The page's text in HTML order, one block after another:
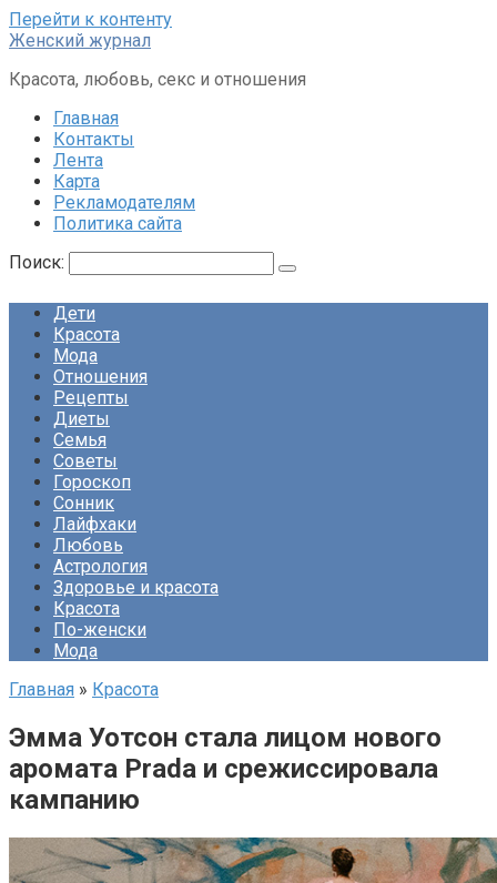
Перейти к контенту
Женский журнал
Красота, любовь, секс и отношения
Главная
Контакты
Лента
Карта
Рекламодателям
Политика сайта
Поиск:
Дети
Красота
Мода
Отношения
Рецепты
Диеты
Семья
Советы
Гороскоп
Сонник
Лайфхаки
Любовь
Астрология
Здоровье и красота
Красота
По-женски
Мода
Главная » Красота
Эмма Уотсон стала лицом нового
аромата Prada и срежиссировала
кампанию